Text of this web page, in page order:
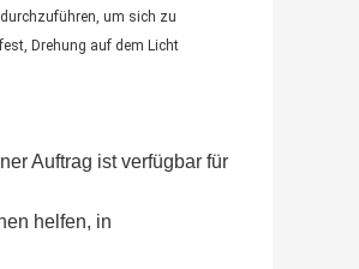
, um sich zu
Drehung auf dem Licht
Auftrag ist verfügbar für
helfen, in